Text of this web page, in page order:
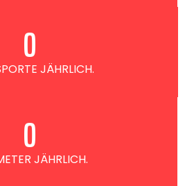
JÄHRLICH.
0
JÄHRLICH.
0